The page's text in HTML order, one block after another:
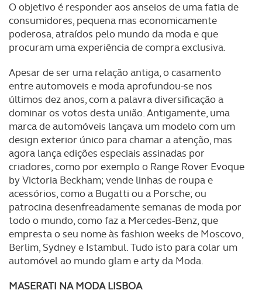
O objetivo é responder aos anseios de uma fatia de
consumidores, pequena mas economicamente
poderosa, atraídos pelo mundo da moda e que
procuram uma experiência de compra exclusiva.
Apesar de ser uma relação antiga, o casamento
entre automoveis e moda aprofundou-se nos
últimos dez anos, com a palavra diversificação a
dominar os votos desta união. Antigamente, uma
marca de automóveis lançava um modelo com um
design exterior único para chamar a atenção, mas
agora lança edições especiais assinadas por
criadores, como por exemplo o Range Rover Evoque
by Victoria Beckham; vende linhas de roupa e
acessórios, como a Bugatti ou a Porsche; ou
patrocina desenfreadamente semanas de moda por
todo o mundo, como faz a Mercedes-Benz, que
empresta o seu nome às fashion weeks de Moscovo,
Berlim, Sydney e Istambul. Tudo isto para colar um
automóvel ao mundo glam e arty da Moda.
MASERATI NA MODA LISBOA